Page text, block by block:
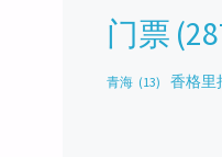
门票
青海 (13) 香格里